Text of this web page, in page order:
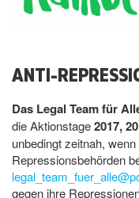
ANTI-
Das Legal Team für
die Aktionstage2017,
unbedingt zeitnah,
Repressionsbehörden
gegen ihre